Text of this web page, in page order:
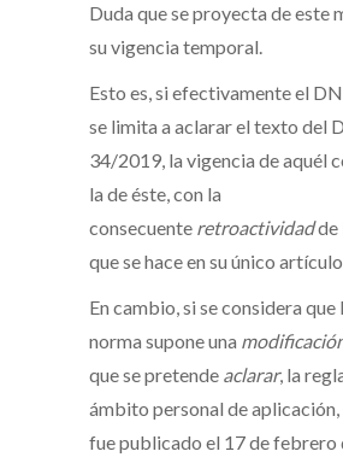
Duda que se proyecta de este
su vigencia temporal.
Esto es, si efectivamente el
se limita a aclarar el texto del
34/2019, la vigencia de aquél
la de éste, con la
consecuente retroactividadde
que se hace en su único
En cambio, si se considera que
norma supone una
que se pretende aclarar, la
ámbito personal de aplicación,
fue publicado el 17 de febrero